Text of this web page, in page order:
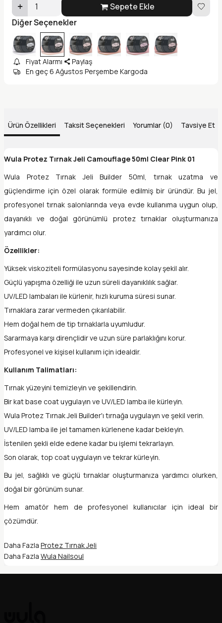
Sepete Ekle
Diğer Seçenekler
Fiyat Alarmı
Paylaş
En geç 6 Ağustos Perşembe Kargoda
Ürün Özellikleri Taksit Seçenekleri Yorumlar (0) Tavsiye Et
Wula Protez Tırnak Jeli Camouflage 50ml Clear Pink 01
Wula Protez Tırnak Jeli Builder 50ml, tırnak uzatma ve
güçlendirme için özel olarak formüle edilmiş bir üründür. Bu jel,
profesyonel tırnak salonlarında veya evde kullanıma uygun olup,
dayanıklı ve doğal görünümlü protez tırnaklar oluşturmanıza
yardımcı olur.
Özellikler:
Yüksek viskoziteli formülasyonu sayesinde kolay şekil alır.
Güçlü yapışma özelliği ile uzun süreli dayanıklılık sağlar.
UV/LED lambaları ile kürlenir, hızlı kuruma süresi sunar.
Tırnaklara zarar vermeden çıkarılabilir.
Hem doğal hem de tip tırnaklarla uyumludur.
Sararmaya karşı dirençlidir ve uzun süre parlaklığını korur.
Profesyonel ve kişisel kullanım için idealdir.
Kullanım Talimatları:
Tırnak yüzeyini temizleyin ve şekillendirin.
Bir kat base coat uygulayın ve UV/LED lamba ile kürleyin.
Wula Protez Tırnak Jeli Builder'ı tırnağa uygulayın ve şekil verin.
UV/LED lamba ile jel tamamen kürlenene kadar bekleyin.
İstenilen şekli elde edene kadar bu işlemi tekrarlayın.
Son olarak, top coat uygulayın ve tekrar kürleyin.
Bu jel, sağlıklı ve güçlü tırnaklar oluşturmanıza yardımcı olurken,
doğal bir görünüm sunar.
Hem amatör hem de profesyonel kullanıcılar için ideal bir
çözümdür.
Daha Fazla Protez Tırnak Jeli
Daha Fazla Wula Nailsoul